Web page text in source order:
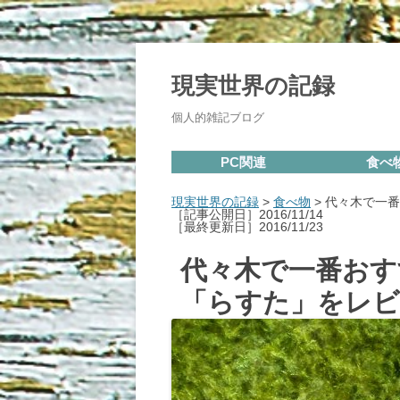
現実世界の記録
個人的雑記ブログ
PC関連 食べ
現実世界の記録 > 食べ物 > 代々木で一
［記事公開日］2016/11/14
［最終更新日］2016/11/23
代々木で一番お
「らすた」をレビ